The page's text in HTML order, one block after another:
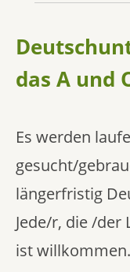
das A und
Es werden
gesucht/
längerfristig
Jede/r, die /der
ist willkommen.